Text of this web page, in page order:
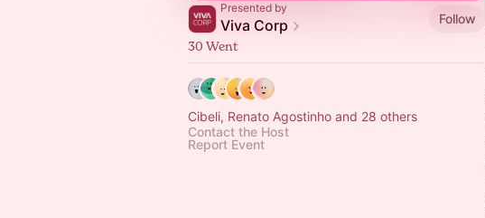
Presented by
Viva Corp
Follow
30 Went
Cibeli, Renato Agostinho and 28 others
Contact the Host
Report Event